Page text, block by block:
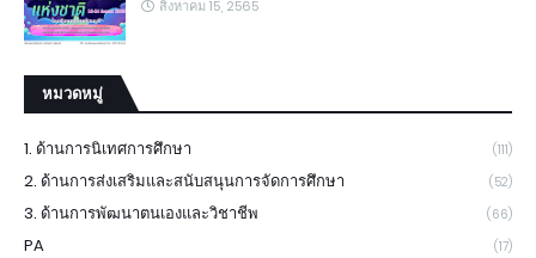
สิงหาคม 15, 2565
หมวดหมู่
1. ด้านการนิเทศการศึกษา (111)
2. ด้านการส่งเสริมและสนับสนุนการจัดการศึกษา (52)
3. ด้านการพัฒนาตนเองและวิชาชีพ (66)
PA (17)